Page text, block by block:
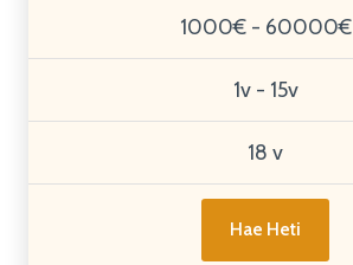
1000€ - 60000€
1v - 15v
18 v
Hae Heti